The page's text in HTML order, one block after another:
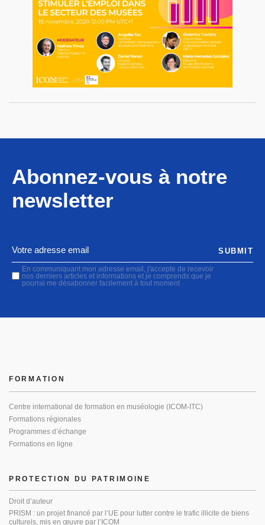
Abonnez-vous à notre
newsletter
En communiquant mon adresse email, j'accepte de recevoir
nos derniers articles et informations et je comprends que je
pourrai me désabonner facilement à tout moment
SUBMIT
PROTECTION DU PATRIMOINE
Droit d’auteur
PRISM : un projet financé par l’UE pour lutter contre le trafic illicite de biens
culturels, mis en œuvre par l’ICOM
FORMATION
Centre international de formation en muséologie (ICOM-ITC)
Formations régionales
Programmes d’échange
Formations en ligne